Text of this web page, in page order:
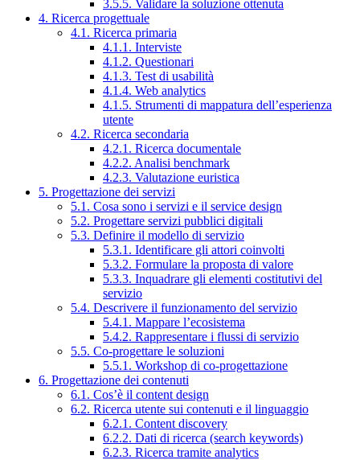
3.5.5. Validare la soluzione ottenuta
4. Ricerca progettuale
4.1. Ricerca primaria
4.1.1. Interviste
4.1.2. Questionari
4.1.3. Test di usabilità
4.1.4. Web analytics
4.1.5. Strumenti di mappatura dell’esperienza
utente
4.2. Ricerca secondaria
4.2.1. Ricerca documentale
4.2.2. Analisi benchmark
4.2.3. Valutazione euristica
5. Progettazione dei servizi
5.1. Cosa sono i servizi e il service design
5.2. Progettare servizi pubblici digitali
5.3. Definire il modello di servizio
5.3.1. Identificare gli attori coinvolti
5.3.2. Formulare la proposta di valore
5.3.3. Inquadrare gli elementi costitutivi del
servizio
5.4. Descrivere il funzionamento del servizio
5.4.1. Mappare l’ecosistema
5.4.2. Rappresentare i flussi di servizio
5.5. Co-progettare le soluzioni
5.5.1. Workshop di co-progettazione
6. Progettazione dei contenuti
6.1. Cos’è il content design
6.2. Ricerca utente sui contenuti e il linguaggio
6.2.1. Content discovery
6.2.2. Dati di ricerca (search keywords)
6.2.3. Ricerca tramite analytics